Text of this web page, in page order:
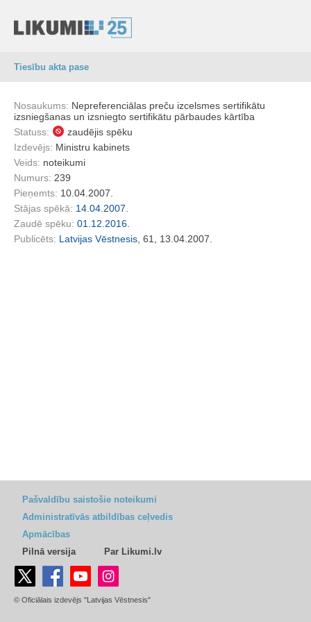
Tiesību akta pase
Nosaukums: Nepreferenciālas preču izcelsmes sertifikātu
izsniegšanas un izsniegto sertifikātu pārbaudes kārtība
Statuss:
zaudējis spēku
Izdevējs: Ministru kabinets
Veids: noteikumi
Numurs: 239
Pieņemts: 10.04.2007.
Stājas spēkā: 14.04.2007.
Zaudē spēku: 01.12.2016.
Publicēts: Latvijas Vēstnesis , 61, 13.04.2007.
Pašvaldību saistošie noteikumi
Administratīvās atbildības ceļvedis
Apmācības
Pilnā versija
Par Likumi.lv
© Oficiālais izdevējs "Latvijas Vēstnesis"